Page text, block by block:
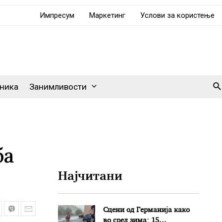
Импресум Маркетинг Услови за користење
Занимливости
Најчитани
Сцени од Германија како
во сред зима: 15